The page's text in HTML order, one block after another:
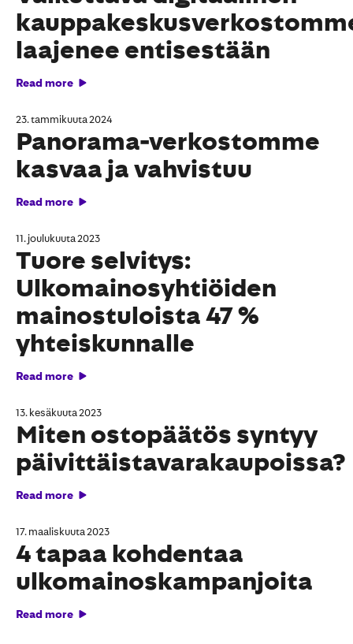
laajenee entisestään
Read more
23. tammikuuta 2024
Panorama-verkostomme
kasvaa ja vahvistuu
Read more
11. joulukuuta 2023
Tuore selvitys:
Ulkomainosyhtiöiden
mainostuloista 47 %
yhteiskunnalle
Read more
13. kesäkuuta 2023
Miten ostopäätös syntyy
päivittäistavarakaupoissa?
Read more
17. maaliskuuta 2023
4 tapaa kohdentaa
ulkomainoskampanjoita
Read more